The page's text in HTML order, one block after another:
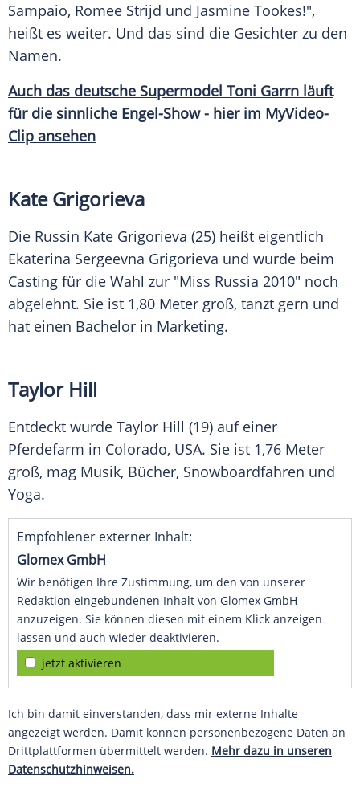
Sampaio, Romee Strijd und Jasmine Tookes!",
heißt es weiter. Und das sind die Gesichter zu den
Namen.
Auch das deutsche Supermodel Toni Garrn läuft
für die sinnliche Engel-Show - hier im MyVideo-
Clip ansehen
Kate Grigorieva
Die Russin Kate Grigorieva (25) heißt eigentlich
Ekaterina Sergeevna Grigorieva und wurde beim
Casting für die Wahl zur "Miss Russia 2010" noch
abgelehnt. Sie ist 1,80 Meter groß, tanzt gern und
hat einen Bachelor in Marketing.
Taylor Hill
Entdeckt wurde Taylor Hill (19) auf einer
Pferdefarm in Colorado, USA. Sie ist 1,76 Meter
groß, mag Musik, Bücher, Snowboardfahren und
Yoga.
Empfohlener externer Inhalt:
Glomex GmbH
Wir benötigen Ihre Zustimmung, um den von unserer
Redaktion eingebundenen Inhalt von Glomex GmbH
anzuzeigen. Sie können diesen mit einem Klick anzeigen
lassen und auch wieder deaktivieren.
jetzt aktivieren
Ich bin damit einverstanden, dass mir externe Inhalte
angezeigt werden. Damit können personenbezogene Daten an
Drittplattformen übermittelt werden. Mehr dazu in unseren
Datenschutzhinweisen.